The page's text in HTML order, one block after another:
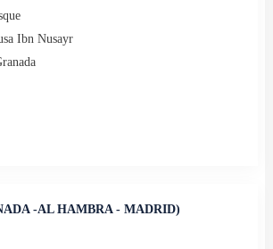
Ibn Nusayr
-AL HAMBRA - MADRID)